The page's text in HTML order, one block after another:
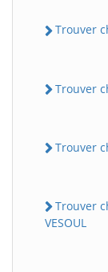
Trouver
Trouver
Trouver
Trouver
VESOUL